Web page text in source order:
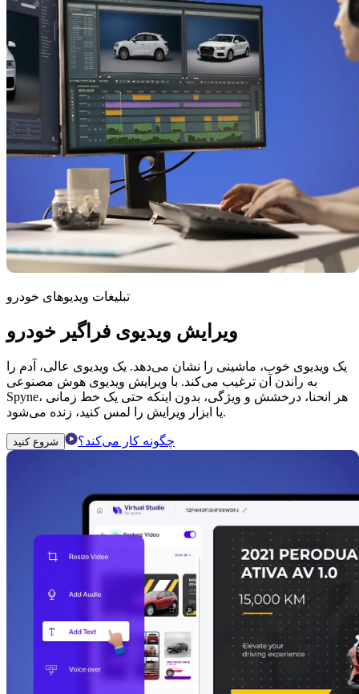
تبلیغات ویدیوهای خودرو
ویرایش ویدیوی فراگیر خودرو
یک ویدیوی خوب، ماشینی را نشان می‌دهد. یک ویدیوی عالی، آدم را
به راندن آن ترغیب می‌کند. با ویرایش ویدیوی هوش مصنوعی
Spyne، هر انحنا، درخشش و ویژگی، بدون اینکه حتی یک خط زمانی
یا ابزار ویرایش را لمس کنید، زنده می‌شود.
شروع کنید چگونه کار می‌کند؟